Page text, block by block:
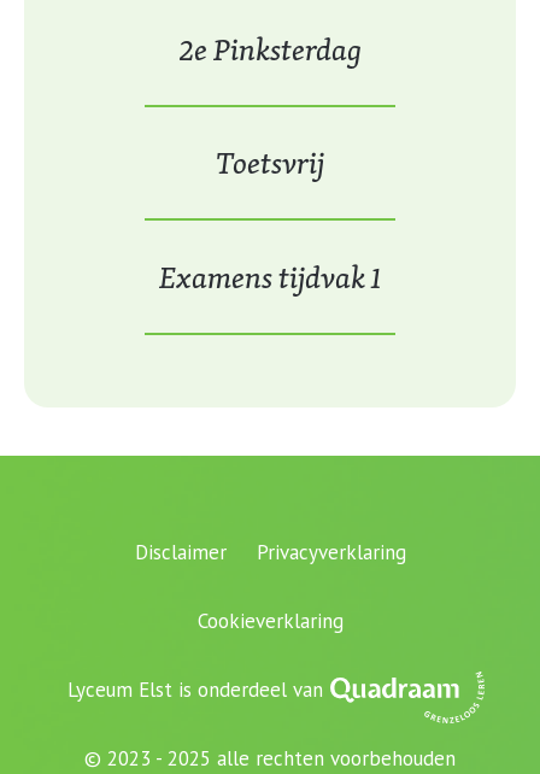
2e Pinksterdag
Toetsvrij
Examens tijdvak 1
Disclaimer Privacyverklaring
Cookieverklaring
Lyceum Elst is onderdeel van
© 2023 - 2025 alle rechten voorbehouden